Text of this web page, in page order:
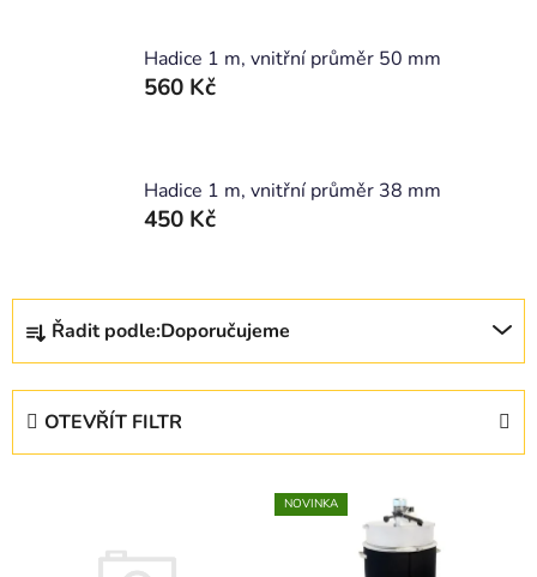
Hadice 1 m, vnitřní průměr 50 mm
560 Kč
Hadice 1 m, vnitřní průměr 38 mm
450 Kč
Ř
z
Řadit podle:Doporučujeme
OTEVŘÍT FILTR
NOVINKA